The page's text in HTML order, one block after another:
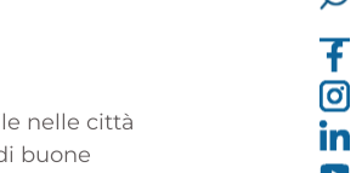
nelle città
buone